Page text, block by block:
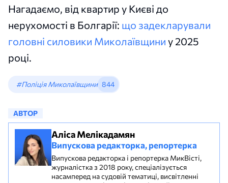
Нагадаємо, від квартир у Києві до
нерухомості в Болгарії: що задекларували
головні силовики Миколаївщини у 2025
році.
#Поліція Миколаївщини 844
АВТОР
Аліса Мелікадамян
Випускова редакторка, репортерка
Випускова редакторка і репортерка МикВісті,
журналістка з 2018 року, спеціалізується
насамперед на судовій тематиці, висвітленні